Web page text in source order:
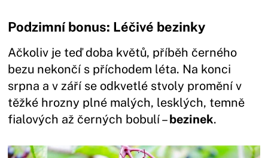
Podzimní bonus: Léčivé bezinky
Ačkoliv je teď doba květů, příběh černého
bezu nekončí s příchodem léta. Na konci
srpna a v září se odkvetlé stvoly promění v
těžké hrozny plné malých, lesklých, temně
fialových až černých bobulí –bezinek.